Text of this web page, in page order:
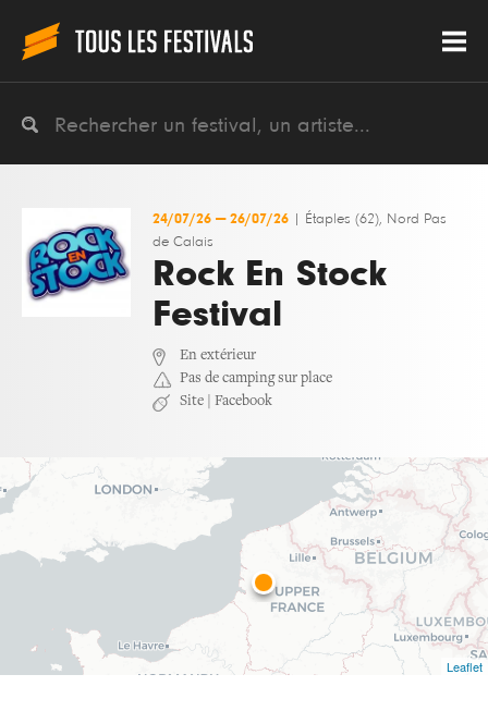
24/07/26 — 26/07/26
Étaples (62), Nord Pas
de Calais
Rock En Stock
Festival
En extérieur
Pas de camping sur place
Site
Facebook
Leaflet